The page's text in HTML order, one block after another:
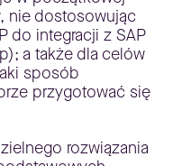
nie dostosowując
do integracji z SAP
a także dla celów
sposób
przygotować się
rozwiązania